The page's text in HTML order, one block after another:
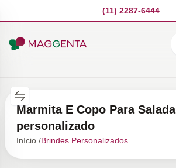
(11) 2287-6444
Marmita E Copo Para Salada
personalizado
Início /Brindes Personalizados